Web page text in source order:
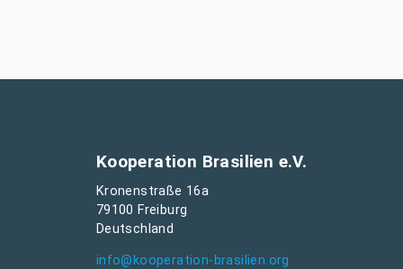
Kooperation Brasilien e.V.
Kronenstraße 16a
79100 Freiburg
Deutschland
info@kooperation-brasilien.org